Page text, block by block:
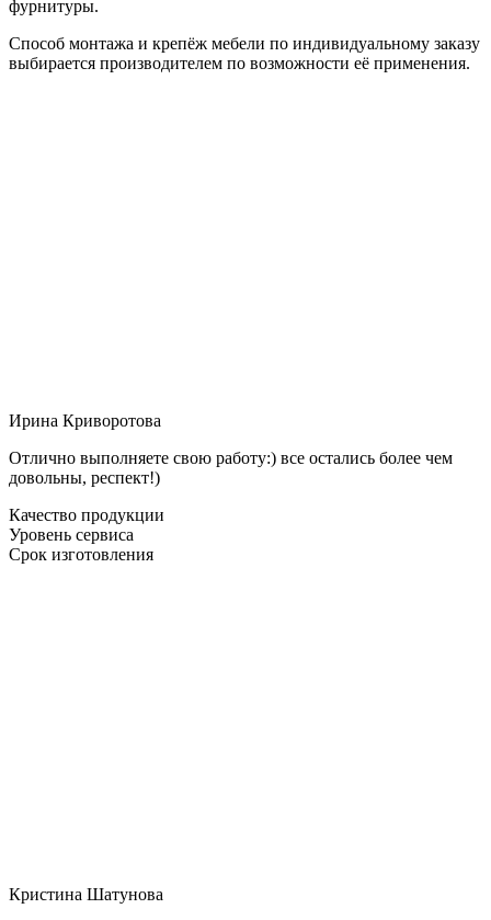
фурнитуры.
Способ монтажа и крепёж мебели по индивидуальному заказу
выбирается производителем по возможности её применения.
Ирина Криворотова
Отлично выполняете свою работу:) все остались более чем
довольны, респект!)
Качество продукции
Уровень сервиса
Срок изготовления
Кристина Шатунова